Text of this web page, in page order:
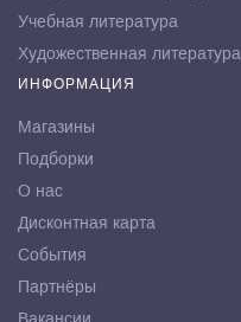
Учебная литература
Художественная литература
ИНФОРМАЦИЯ
Магазины
Подборки
О нас
Дисконтная карта
События
Партнёры